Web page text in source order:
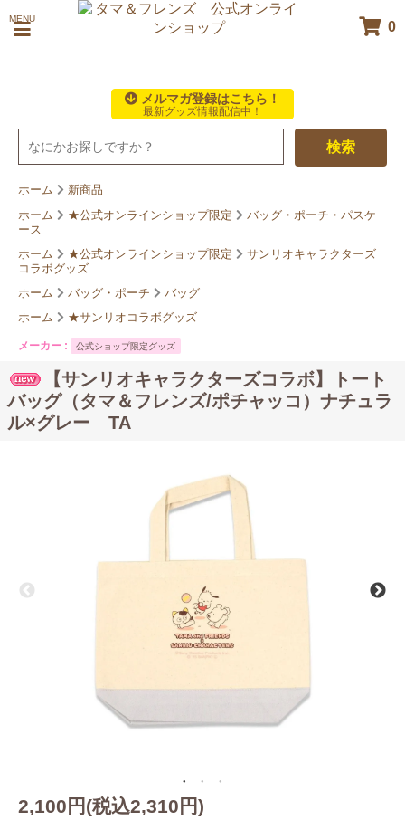
MENU
0
メルマガ登録はこちら！
最新グッズ情報配信中！
検索
ホーム
新商品
ホーム
★公式オンラインショップ限定
バッグ・ポーチ・パスケ
ース
ホーム
★公式オンラインショップ限定
サンリオキャラクターズ
コラボグッズ
ホーム
バッグ・ポーチ
バッグ
ホーム
★サンリオコラボグッズ
メーカー : 公式ショップ限定グッズ
【サンリオキャラクターズコラボ】トート
バッグ（タマ＆フレンズ/ポチャッコ）ナチュラ
ル×グレー TA
2,100円(税込2,310円)